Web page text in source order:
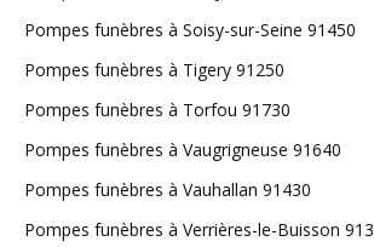
Pompes funèbres à Soisy-sur-Seine 91450
Pompes funèbres à Tigery 91250
Pompes funèbres à Torfou 91730
Pompes funèbres à Vaugrigneuse 91640
Pompes funèbres à Vauhallan 91430
Pompes funèbres à Verrières-le-Buisson